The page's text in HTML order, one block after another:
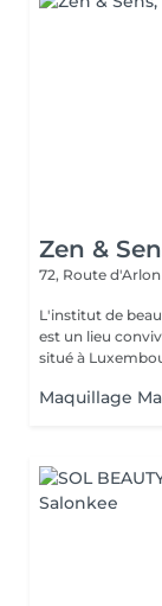
Zen &
72, Route d'Arlon
L'institut de
est un lieu
situé à
Maquillage